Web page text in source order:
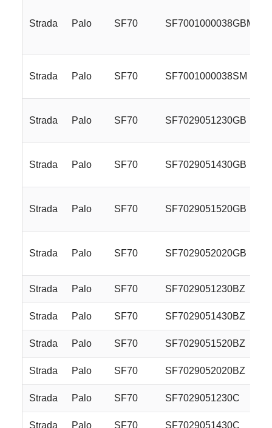
Strada Palo SF70 SF7001000038GBM
Strada Palo SF70 SF7001000038SM
Strada Palo SF70 SF7029051230GB
Strada Palo SF70 SF7029051430GB
Strada Palo SF70 SF7029051520GB
Strada Palo SF70 SF7029052020GB
Strada Palo SF70 SF7029051230BZ
Strada Palo SF70 SF7029051430BZ
Strada Palo SF70 SF7029051520BZ
Strada Palo SF70 SF7029052020BZ
Strada Palo SF70 SF7029051230C
Strada Palo SF70 SF7029051430C